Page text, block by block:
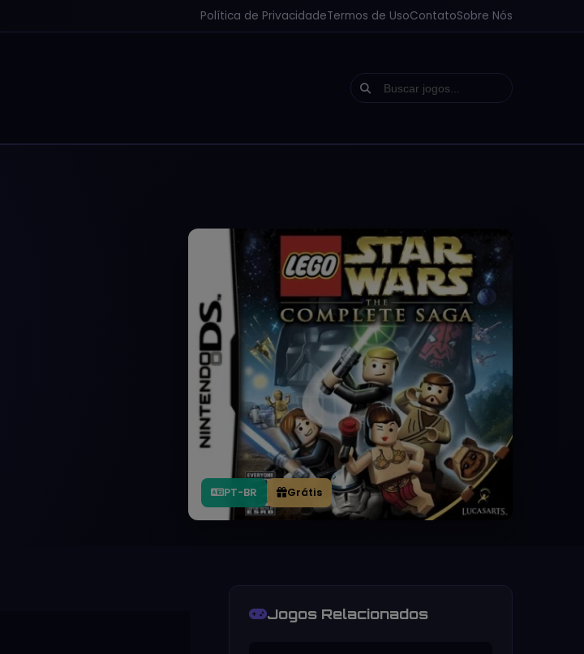
Política de PrivacidadeTermos de UsoContatoSobre Nós
PT-BR Grátis
Jogos Relacionados